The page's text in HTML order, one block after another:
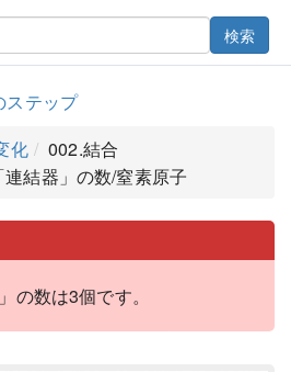
検索
ステップ
化
002.結合
結器」の数/窒素原子
の数は3個です。